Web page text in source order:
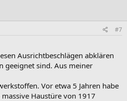
#7
Ausrichtbeschlägen abklären
geeignet sind. Aus meiner
Vor etwa 5 Jahren habe
Haustüre von 1917